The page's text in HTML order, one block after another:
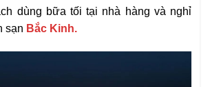
dùng bữa tối tại nhà hàng và nghỉ
sạn Bắc Kinh.